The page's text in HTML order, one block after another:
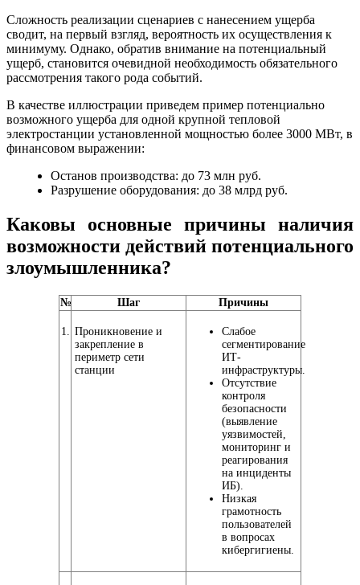
Сложность реализации сценариев с нанесением ущерба
сводит, на первый взгляд, вероятность их осуществления к
минимуму. Однако, обратив внимание на потенциальный
ущерб, становится очевидной необходимость обязательного
рассмотрения такого рода событий.
В качестве иллюстрации приведем пример потенциально
возможного ущерба для одной крупной тепловой
электростанции установленной мощностью более 3000 МВт, в
финансовом выражении:
Останов производства: до 73 млн руб.
Разрушение оборудования: до 38 млрд руб.
Каковы основные причины наличия
возможности действий потенциального
злоумышленника?
№ Шаг Причины
1.
Проникновение и
закрепление в
периметр сети
станции
Слабое
сегментирование
ИТ-
инфраструктуры.
Отсутствие
контроля
безопасности
(выявление
уязвимостей,
мониторинг и
реагирования
на инциденты
ИБ).
Низкая
грамотность
пользователей
в вопросах
кибергигиены.